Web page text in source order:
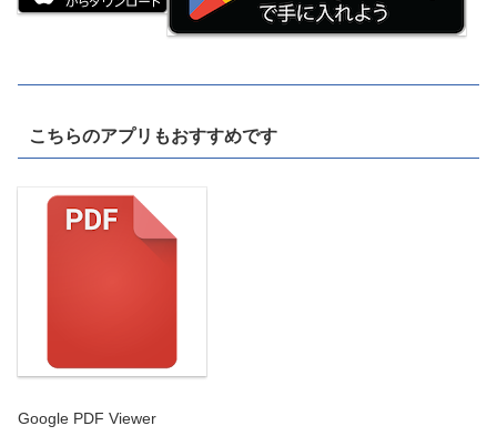
こちらのアプリもおすすめです
Google PDF Viewer